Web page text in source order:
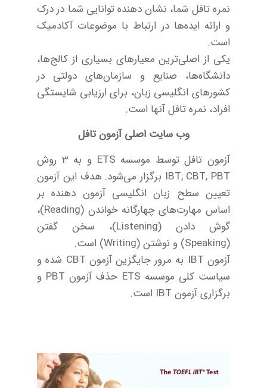
نمره تافل شما، نشان دهنده توانایی شما در درک
و ارائه ایده‌ها در ارتباط با موضوعات آکادمیک
است.
یکی از اصلی‌ترین معیارهای بسیاری از کالج‌ها،
دانشگاه‌ها، صنایع و سازمان‌های دولتی در
کشورهای انگلیسی زبان، برای ارزیابی شایستگی
افراد، نمره تافل آنها است.
وب سایت اصلی آزمون تافل
آزمون تافل توسط موسسه ETS و به 3 روش
IBT, CBT, PBT برگزار می‌شود. هدف این آزمون
تعیین سطح زبان انگلیسی آزمون دهنده بر
اساس مهارت‌‌های چهارگانه خواندن (Reading)،
گوش دادن (Listening)، سخن گفتن
(Speaking) و نوشتن (Writing) است.
آزمون IBT به مرور جایگزین آزمون CBT شده و
سیاست کلی موسسه ETS حذف آزمون PBT و
برگزاری آزمون IBT است.